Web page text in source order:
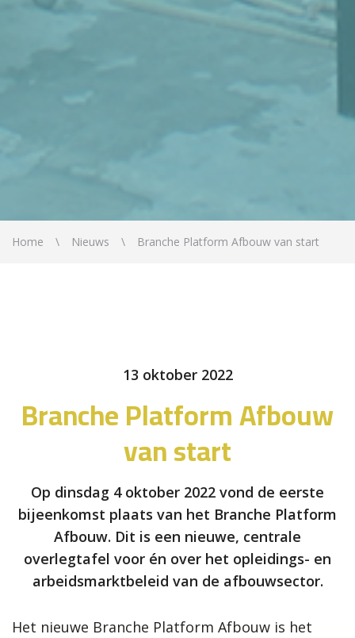
Home Nieuws Branche Platform Afbouw van start
13 oktober 2022
Branche Platform Afbouw
van start
Op dinsdag 4 oktober 2022 vond de eerste
bijeenkomst plaats van het Branche Platform
Afbouw. Dit is een nieuwe, centrale
overlegtafel voor én over het opleidings- en
arbeidsmarktbeleid van de afbouwsector.
Het nieuwe Branche Platform Afbouw is het